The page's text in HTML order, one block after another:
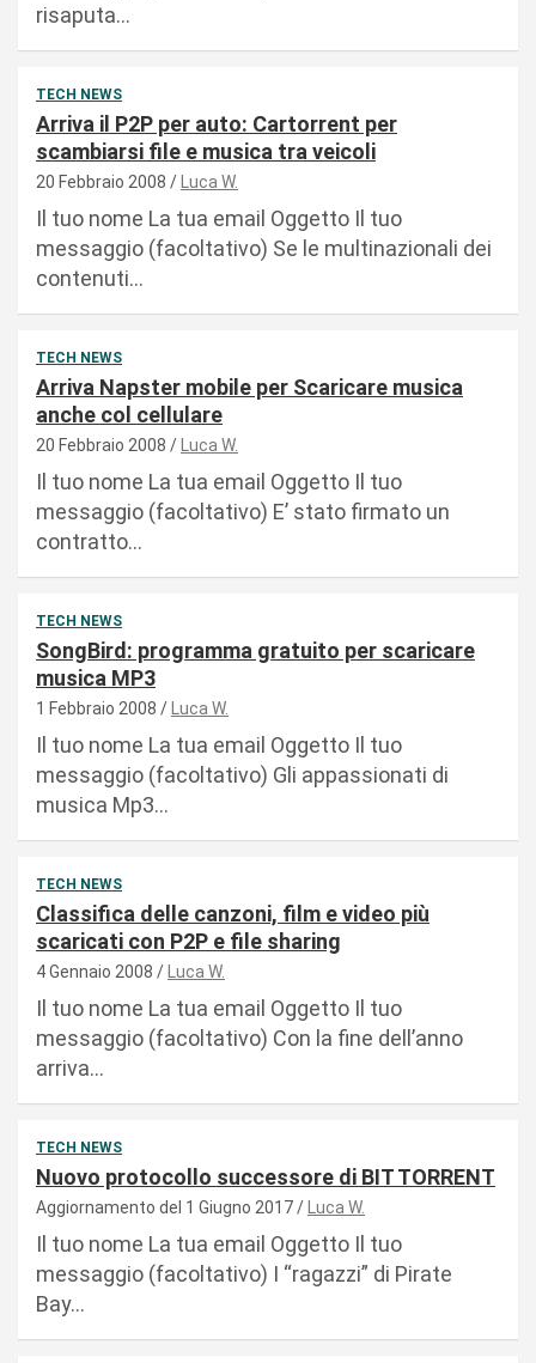
risaputa…
TECH NEWS
Arriva il P2P per auto: Cartorrent per
scambiarsi file e musica tra veicoli
20 Febbraio 2008 Luca W.
Il tuo nome La tua email Oggetto Il tuo
messaggio (facoltativo) Se le multinazionali dei
contenuti…
TECH NEWS
Arriva Napster mobile per Scaricare musica
anche col cellulare
20 Febbraio 2008 Luca W.
Il tuo nome La tua email Oggetto Il tuo
messaggio (facoltativo) E’ stato firmato un
contratto…
TECH NEWS
SongBird: programma gratuito per scaricare
musica MP3
1 Febbraio 2008 Luca W.
Il tuo nome La tua email Oggetto Il tuo
messaggio (facoltativo) Gli appassionati di
musica Mp3…
TECH NEWS
Classifica delle canzoni, film e video più
scaricati con P2P e file sharing
4 Gennaio 2008 Luca W.
Il tuo nome La tua email Oggetto Il tuo
messaggio (facoltativo) Con la fine dell’anno
arriva…
TECH NEWS
Nuovo protocollo successore di BIT TORRENT
Aggiornamento del 1 Giugno 2017 Luca W.
Il tuo nome La tua email Oggetto Il tuo
messaggio (facoltativo) I “ragazzi” di Pirate
Bay…